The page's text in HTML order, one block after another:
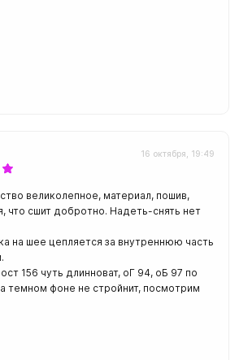
16 октября, 19:49
великолепное, материал, пошив,
что сшит добротно. Надеть-снять нет
на шее цепляется за внутреннюю часть
156 чуть длинноват, оГ 94, оБ 97 по
темном фоне не стройнит, посмотрим